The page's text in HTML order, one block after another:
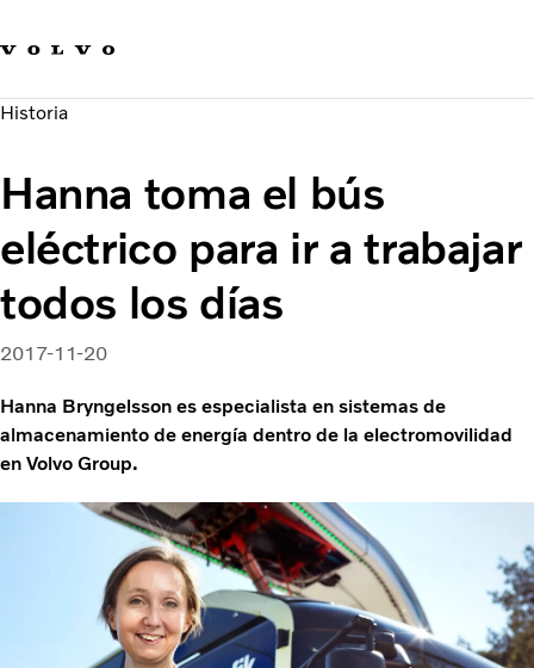
Sustainable Transportation
News & Media
About us
Historia
Hanna toma el bús
eléctrico para ir a trabajar
todos los días
2017-11-20
Hanna Bryngelsson es especialista en sistemas de
almacenamiento de energía dentro de la electromovilidad
en Volvo Group.